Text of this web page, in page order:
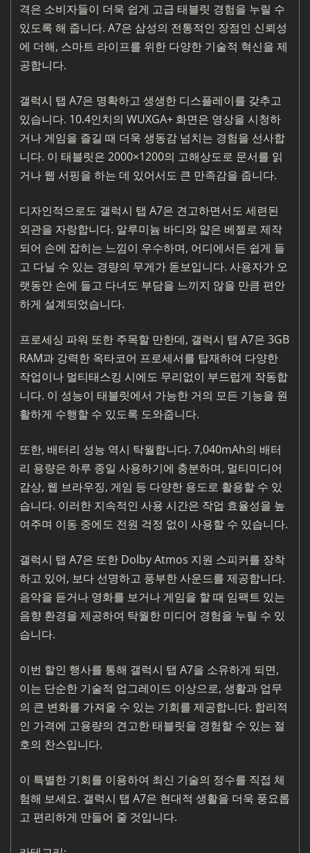
격은 소비자들이 더욱 쉽게 고급 태블릿 경험을 누릴 수
있도록 해 줍니다. A7은 삼성의 전통적인 장점인 신뢰성
에 더해, 스마트 라이프를 위한 다양한 기술적 혁신을 제
공합니다.
갤럭시 탭 A7은 명확하고 생생한 디스플레이를 갖추고
있습니다. 10.4인치의 WUXGA+ 화면은 영상을 시청하
거나 게임을 즐길 때 더욱 생동감 넘치는 경험을 선사합
니다. 이 태블릿은 2000×1200의 고해상도로 문서를 읽
거나 웹 서핑을 하는 데 있어서도 큰 만족감을 줍니다.
디자인적으로도 갤럭시 탭 A7은 견고하면서도 세련된
외관을 자랑합니다. 알루미늄 바디와 얇은 베젤로 제작
되어 손에 잡히는 느낌이 우수하며, 어디에서든 쉽게 들
고 다닐 수 있는 경량의 무게가 돋보입니다. 사용자가 오
랫동안 손에 들고 다녀도 부담을 느끼지 않을 만큼 편안
하게 설계되었습니다.
프로세싱 파워 또한 주목할 만한데, 갤럭시 탭 A7은 3GB
RAM과 강력한 옥타코어 프로세서를 탑재하여 다양한
작업이나 멀티태스킹 시에도 무리없이 부드럽게 작동합
니다. 이 성능이 태블릿에서 가능한 거의 모든 기능을 원
활하게 수행할 수 있도록 도와줍니다.
또한, 배터리 성능 역시 탁월합니다. 7,040mAh의 배터
리 용량은 하루 종일 사용하기에 충분하며, 멀티미디어
감상, 웹 브라우징, 게임 등 다양한 용도로 활용할 수 있
습니다. 이러한 지속적인 사용 시간은 작업 효율성을 높
여주며 이동 중에도 전원 걱정 없이 사용할 수 있습니다.
갤럭시 탭 A7은 또한 Dolby Atmos 지원 스피커를 장착
하고 있어, 보다 선명하고 풍부한 사운드를 제공합니다.
음악을 듣거나 영화를 보거나 게임을 할 때 임팩트 있는
음향 환경을 제공하여 탁월한 미디어 경험을 누릴 수 있
습니다.
이번 할인 행사를 통해 갤럭시 탭 A7을 소유하게 되면,
이는 단순한 기술적 업그레이드 이상으로, 생활과 업무
의 큰 변화를 가져올 수 있는 기회를 제공합니다. 합리적
인 가격에 고용량의 견고한 태블릿을 경험할 수 있는 절
호의 찬스입니다.
이 특별한 기회를 이용하여 최신 기술의 정수를 직접 체
험해 보세요. 갤럭시 탭 A7은 현대적 생활을 더욱 풍요롭
고 편리하게 만들어 줄 것입니다.